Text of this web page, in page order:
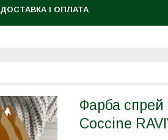
ДОСТАВКА І ОПЛАТА
Фарба
Coccine